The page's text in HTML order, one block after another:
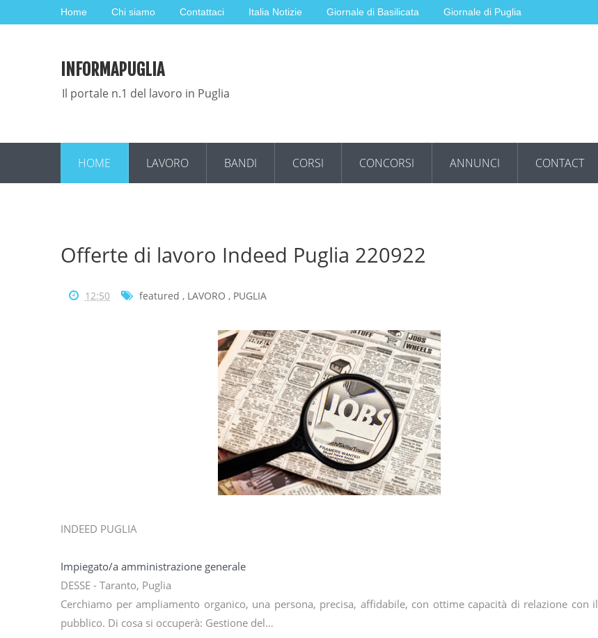
Home Chi siamo Contattaci Italia Notizie Giornale di Basilicata Giornale di Puglia
INFORMAPUGLIA
Il portale n.1 del lavoro in Puglia
HOME LAVORO BANDI CORSI CONCORSI ANNUNCI CONTACT
Offerte di lavoro Indeed Puglia 220922
12:50 featured , LAVORO , PUGLIA
INDEED PUGLIA
Impiegato/a amministrazione generale
DESSE - Taranto, Puglia
Cerchiamo per ampliamento organico, una persona, precisa, affidabile, con ottime capacità di relazione con il
pubblico. Di cosa si occuperà: Gestione del…